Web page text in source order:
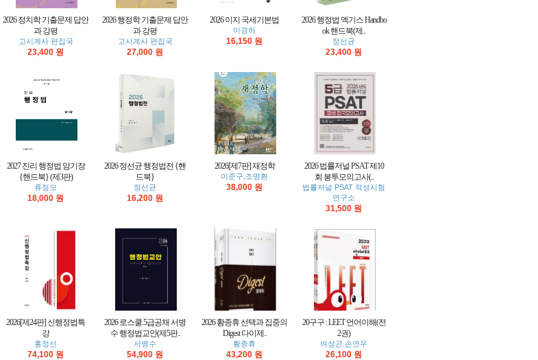
2026 정치학 기출문제 답안
과 강평
고시계사 편집국
23,400 원
2026 행정학 기출문제 답안
과 강평
고시계사 편집국
27,000 원
2026 이지 국세기본법
이경하
16,150 원
2026 행정법 엑기스 Handbo
ok 핸드북(제..
정선균
23,400 원
2027 진리 행정법 암기장
{핸드북} (제3판)
류정모
18,000 원
2026 정선균 행정법전 {핸
드북}
정선균
16,200 원
2026[제7판] 재정학
이준구,조명환
38,000 원
2026 법률저널 PSAT 제10
회 봉투모의고사(..
법률저널 PSAT 적성시험
연구소
31,500 원
2026[제24판] 신행정법특
강
홍정선
74,100 원
2026 로스쿨.5급공채 서병
수 행정법교안(제5판..
서병수
54,900 원
2026 황종휴 선택과 집중의
Digest 다이제..
황종휴
43,200 원
20구구 : LEET 언어이해(전
2권)
여성곤.손연우
26,100 원